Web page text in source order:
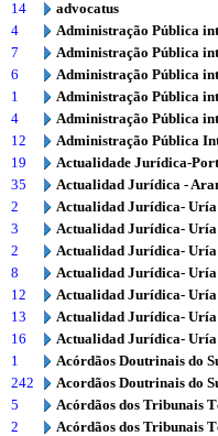
14
advocatus
4
Administração Pública
7
Administração Pública
6
Administração Pública
1
Administração Pública
4
Administração Pública
12
Administração Pública
19
Actualidade Jurídica-
35
Actualidad Jurídica -
2
Actualidad Jurídica- Uría
3
Actualidad Jurídica- Uría
2
Actualidad Jurídica- Uría
8
Actualidad Jurídica- Uría
12
Actualidad Jurídica- Uría
13
Actualidad Jurídica- Uría
16
Actualidad Jurídica- Uría
1
Acórdãos Doutrinais do
242
Acordãos Doutrinais do
5
Acórdãos dos Tribunais
2
Acórdãos dos Tribunais